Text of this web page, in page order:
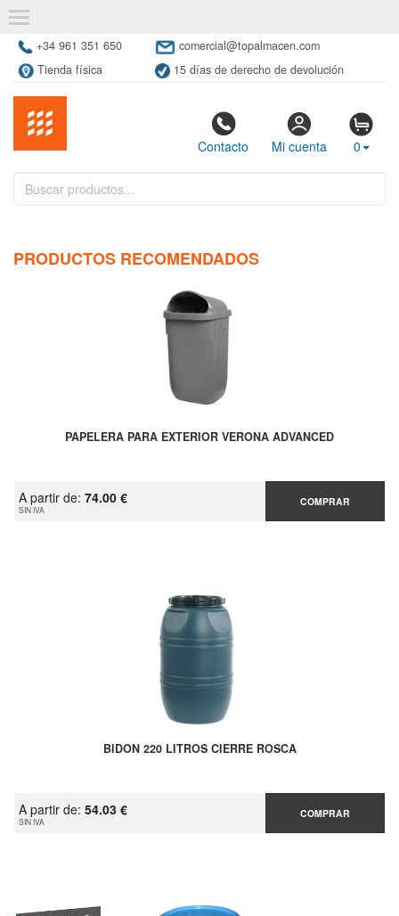
+34 961 351 650
comercial@topalmacen.com
Tienda física
15 días de derecho de devolución
Contacto Mi cuenta 0
PRODUCTOS RECOMENDADOS
PAPELERA PARA EXTERIOR VERONA ADVANCED
A partir de: 74.00 €
SIN IVA
COMPRAR
BIDON 220 LITROS CIERRE ROSCA
A partir de: 54.03 €
SIN IVA
COMPRAR